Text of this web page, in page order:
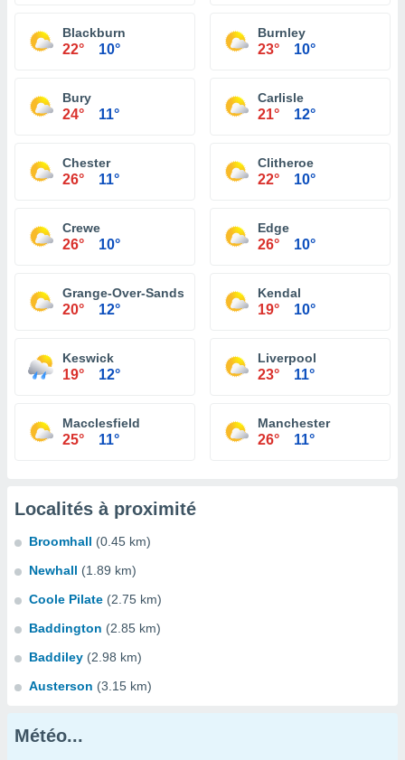
Blackburn
22° 10°
Burnley
23° 10°
Bury
24° 11°
Carlisle
21° 12°
Chester
26° 11°
Clitheroe
22° 10°
Crewe
26° 10°
Edge
26° 10°
Grange-Over-Sands
20° 12°
Kendal
19° 10°
Keswick
19° 12°
Liverpool
23° 11°
Macclesfield
25° 11°
Manchester
26° 11°
Localités à proximité
Broomhall (0.45 km)
Newhall (1.89 km)
Coole Pilate (2.75 km)
Baddington (2.85 km)
Baddiley (2.98 km)
Austerson (3.15 km)
Météo...